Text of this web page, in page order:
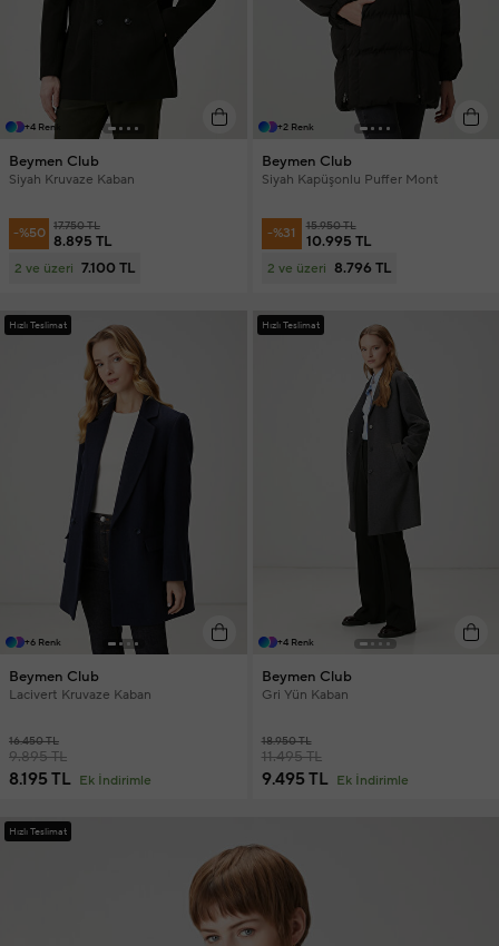
+4 Renk
Beymen Club
Siyah Kruvaze Kaban
-%50 17.750 TL
8.895 TL
2 ve üzeri 7.100 TL
+2 Renk
Beymen Club
Siyah Kapüşonlu Puffer Mont
-%31 15.950 TL
10.995 TL
2 ve üzeri 8.796 TL
Hızlı Teslimat
+6 Renk
Beymen Club
Lacivert Kruvaze Kaban
16.450 TL
9.895 TL
8.195 TL Ek İndirimle
Hızlı Teslimat
+4 Renk
Beymen Club
Gri Yün Kaban
18.950 TL
11.495 TL
9.495 TL Ek İndirimle
Hızlı Teslimat